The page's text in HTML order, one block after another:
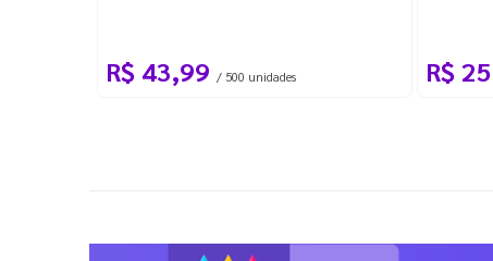
R$ 43,99 / 500 unidades R$